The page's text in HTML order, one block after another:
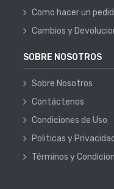
Como hacer un
Cambios y
SOBRE NOSOTROS
Sobre Nosotros
Contáctenos
Condiciones de Uso
Politicas y Privacidad
Términos y